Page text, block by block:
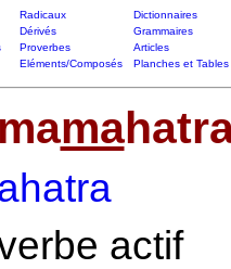
Radicaux
Dictionnaires
Dérivés
Grammaires
Proverbes
Articles
Eléments/Composés Planches et Tables
mama
actif